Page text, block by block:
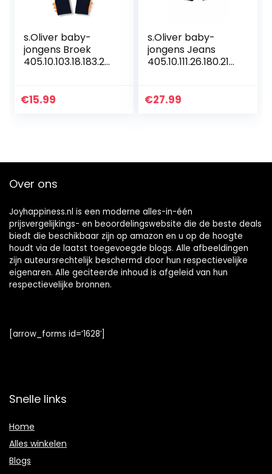
s.Oliver baby-
jongens Broek
405.10.103.18.183.20
€15.99
s.Oliver baby-
jongens Jeans
405.10.111.26.180.210
€27.99
Over ons
Joyhappiness.nl is een moderne alles-in-één
prijsvergelijkings- en beoordelingswebsite die de beste deals
biedt die beschikbaar zijn op amazon en u op de hoogte
houdt via de laatst toegevoegde blogs. Alle afbeeldingen
zijn auteursrechtelijk beschermd door hun respectievelijke
eigenaren. Alle geciteerde inhoud is afgeleid van hun
respectievelijke bronnen.
[arrow_forms id=’1628′]
Snelle links
Home
Alles winkelen
Blogs